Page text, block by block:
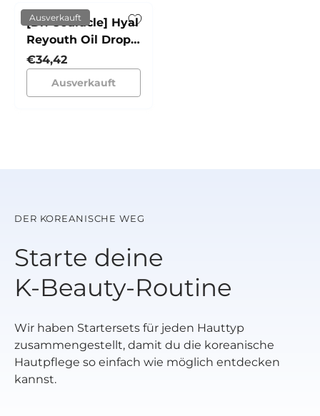
Ausverkauft
[Dr. Ceuracle] Hyal
Reyouth Oil Drop
Mist
Normaler Preis
€34,42
Ausverkauft
DER KOREANISCHE WEG
Starte deine
K‑Beauty‑Routine
Wir haben Startersets für jeden Hauttyp
zusammengestellt, damit du die koreanische
Hautpflege so einfach wie möglich entdecken
kannst.